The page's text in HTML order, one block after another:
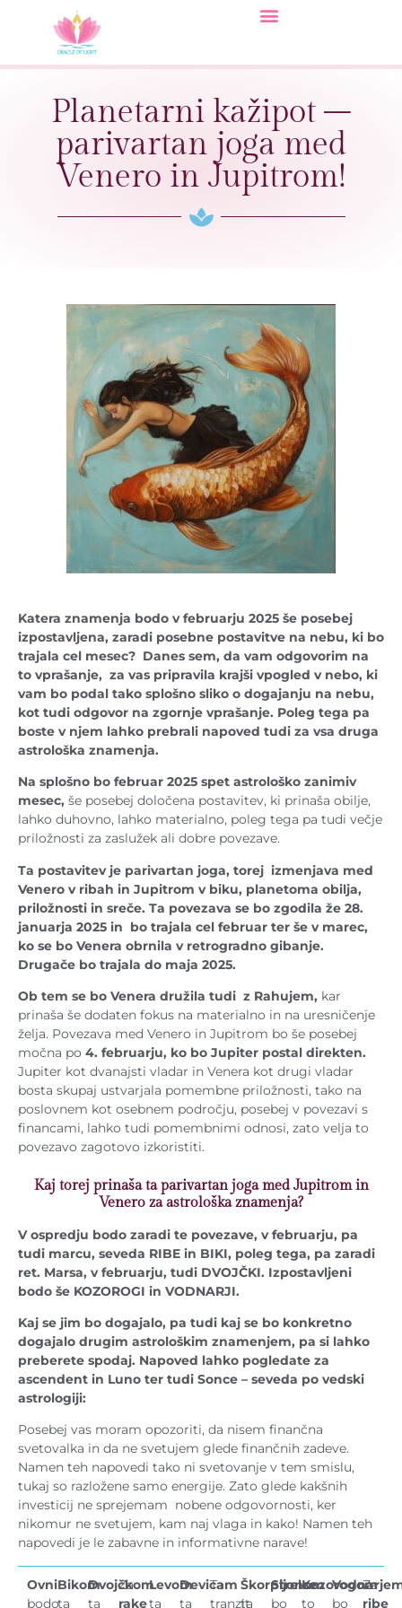
Planetarni kažipot –
parivartan joga med
Venero in Jupitrom!
Katera znamenja bodo v februarju 2025 še posebej
izpostavljena, zaradi posebne postavitve na nebu, ki bo
trajala cel mesec? Danes sem, da vam odgovorim na
to vprašanje, za vas pripravila krajši vpogled v nebo, ki
vam bo podal tako splošno sliko o dogajanju na nebu,
kot tudi odgovor na zgornje vprašanje. Poleg tega pa
boste v njem lahko prebrali napoved tudi za vsa druga
astrološka znamenja.
Na splošno bo februar 2025 spet astrološko zanimiv
mesec, še posebej določena postavitev, ki prinaša obilje,
lahko duhovno, lahko materialno, poleg tega pa tudi večje
priložnosti za zaslužek ali dobre povezave.
Ta postavitev je parivartan joga, torej izmenjava med
Venero v ribah in Jupitrom v biku, planetoma obilja,
priložnosti in sreče. Ta povezava se bo zgodila že 28.
januarja 2025 in bo trajala cel februar ter še v marec,
ko se bo Venera obrnila v retrogradno gibanje.
Drugače bo trajala do maja 2025.
Ob tem se bo Venera družila tudi z Rahujem, kar
prinaša še dodaten fokus na materialno in na uresničenje
želja. Povezava med Venero in Jupitrom bo še posebej
močna po 4. februarju, ko bo Jupiter postal direkten.
Jupiter kot dvanajsti vladar in Venera kot drugi vladar
bosta skupaj ustvarjala pomembne priložnosti, tako na
poslovnem kot osebnem področju, posebej v povezavi s
financami, lahko tudi pomembnimi odnosi, zato velja to
povezavo zagotovo izkoristiti.
Kaj torej prinaša ta parivartan joga med Jupitrom in
Venero za astrološka znamenja?
V ospredju bodo zaradi te povezave, v februarju, pa
tudi marcu, seveda RIBE in BIKI, poleg tega, pa zaradi
ret. Marsa, v februarju, tudi DVOJČKI. Izpostavljeni
bodo še KOZOROGI in VODNARJI.
Kaj se jim bo dogajalo, pa tudi kaj se bo konkretno
dogajalo drugim astrološkim znamenjem, pa si lahko
preberete spodaj. Napoved lahko pogledate za
ascendent in Luno ter tudi Sonce – seveda po vedski
astrologiji:
Posebej vas moram opozoriti, da nisem finančna
svetovalka in da ne svetujem glede finančnih zadeve.
Namen teh napovedi tako ni svetovanje v tem smislu,
tukaj so razložene samo energije. Zato glede kakšnih
investicij ne sprejemam nobene odgovornosti, ker
nikomur ne svetujem, kam naj vlaga in kako! Namen teh
napovedi je le zabavne in informativne narave!
Ovni
bodo
Bikom
ta
Dvojčkom
ta
Za
rake
Levom
ta
Devicam
ta
Ta
tranzit
Škorpijonom
ta
Strelce
bo
Kozorogom
to
bo
Za
ribe